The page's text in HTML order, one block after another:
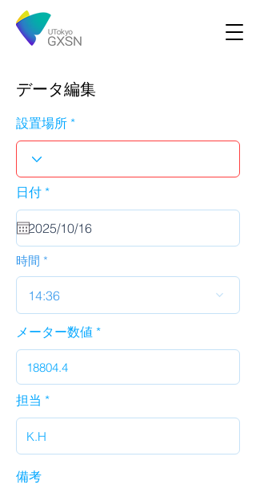
データ編集
設置場所
日付 *r
u
i
d
時間
14:36
メーター数値
担当
備考